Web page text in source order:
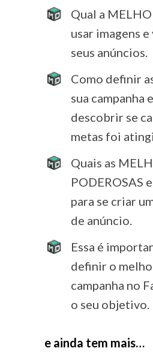
Qual a
usar imagens
seus anúncios.
Como definir
sua campanha
descobrir se
metas foi
Quais as
PODEROSAS
para se criar
de anúncio.
Essa é
definir o
campanha no
o seu objetivo.
e ainda tem mais…